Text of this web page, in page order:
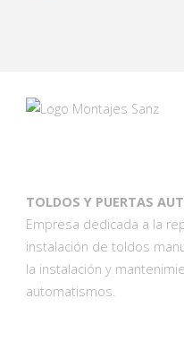
TOLDOS Y PUERTAS
Empresa dedicada a la
instalación de toldos
la instalación y
automatismos.